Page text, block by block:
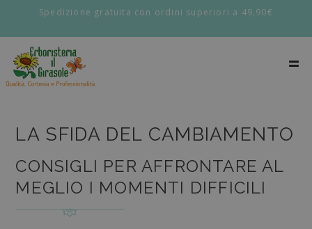
Spedizione gratuita con ordini superiori a 49,90€
LA SFIDA DEL CAMBIAMENTO
CONSIGLI PER AFFRONTARE AL
MEGLIO I MOMENTI DIFFICILI